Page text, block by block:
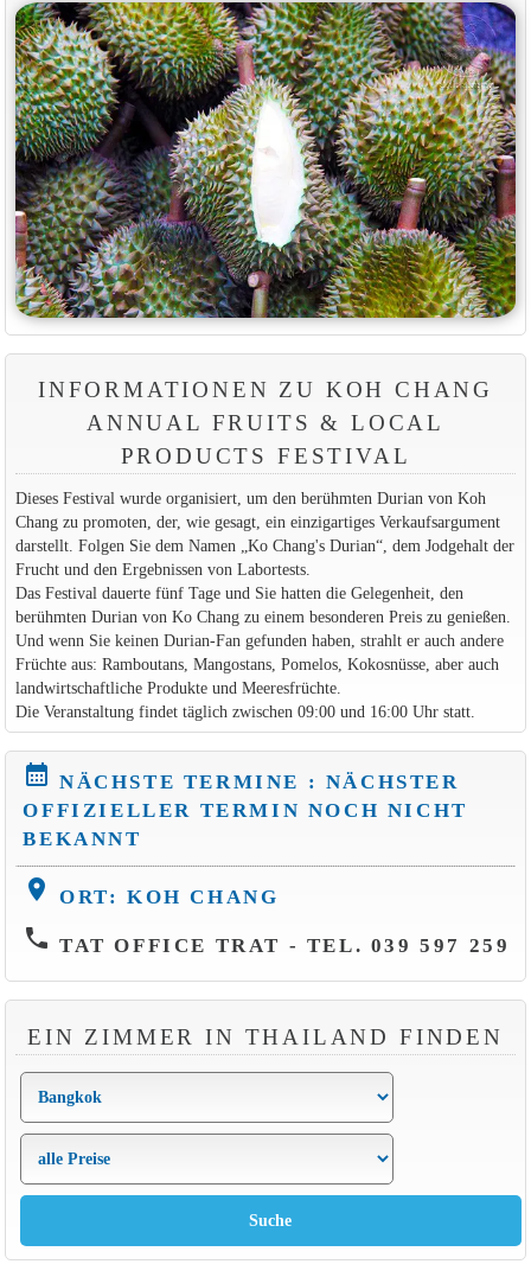
INFORMATIONEN ZU KOH CHANG
ANNUAL FRUITS & LOCAL
PRODUCTS FESTIVAL
Dieses Festival wurde organisiert, um den berühmten Durian von Koh
Chang zu promoten, der, wie gesagt, ein einzigartiges Verkaufsargument
darstellt. Folgen Sie dem Namen „Ko Chang's Durian“, dem Jodgehalt der
Frucht und den Ergebnissen von Labortests.
Das Festival dauerte fünf Tage und Sie hatten die Gelegenheit, den
berühmten Durian von Ko Chang zu einem besonderen Preis zu genießen.
Und wenn Sie keinen Durian-Fan gefunden haben, strahlt er auch andere
Früchte aus: Ramboutans, Mangostans, Pomelos, Kokosnüsse, aber auch
landwirtschaftliche Produkte und Meeresfrüchte.
Die Veranstaltung findet täglich zwischen 09:00 und 16:00 Uhr statt.
calendar_month NÄCHSTE TERMINE : NÄCHSTER
OFFIZIELLER TERMIN NOCH NICHT
BEKANNT
location_on ORT: KOH CHANG
phone TAT OFFICE TRAT - TEL. 039 597 259
EIN ZIMMER IN THAILAND FINDEN